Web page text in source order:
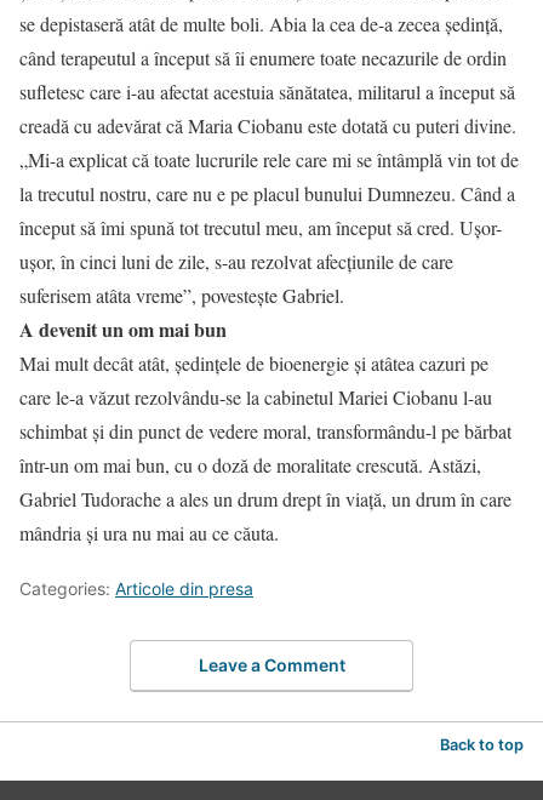
se depistaseră atât de multe boli. Abia la cea de-a zecea şedinţă,
când terapeutul a început să îi enumere toate necazurile de ordin
sufletesc care i-au afectat acestuia sănătatea, militarul a început să
creadă cu adevărat că Maria Ciobanu este dotată cu puteri divine.
„Mi-a explicat că toate lucrurile rele care mi se întâmplă vin tot de
la trecutul nostru, care nu e pe placul bunului Dumnezeu. Când a
început să îmi spună tot trecutul meu, am început să cred. Uşor-
uşor, în cinci luni de zile, s-au rezolvat afecţiunile de care
suferisem atâta vreme”, povesteşte Gabriel.
A devenit un om mai bun
Mai mult decât atât, şedinţele de bioenergie şi atâtea cazuri pe
care le-a văzut rezolvându-se la cabinetul Mariei Ciobanu l-au
schimbat şi din punct de vedere moral, transformându-l pe bărbat
într-un om mai bun, cu o doză de moralitate crescută. Astăzi,
Gabriel Tudorache a ales un drum drept în viaţă, un drum în care
mândria şi ura nu mai au ce căuta.
Categories: Articole din presa
Leave a Comment
Back to top